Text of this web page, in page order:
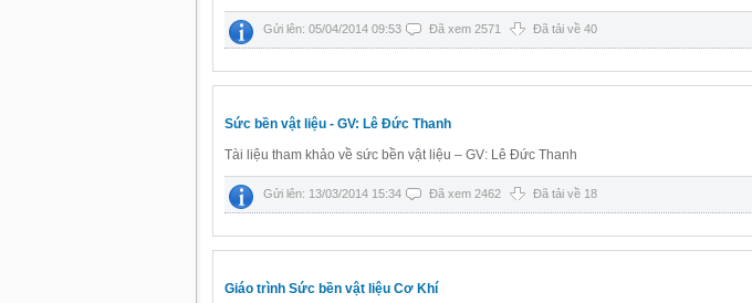
Gửi lên: 05/04/2014 09:53 Đã xem 2571 Đã tải về 40
Sức bền vật liệu - GV: Lê Đức Thanh
Tài liệu tham khảo về sức bền vật liệu – GV: Lê Đức Thanh
Gửi lên: 13/03/2014 15:34 Đã xem 2462 Đã tải về 18
Giáo trình Sức bền vật liệu Cơ Khí